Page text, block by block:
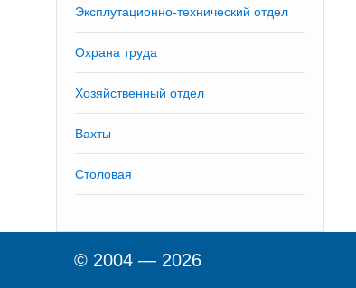
Эксплутационно-технический отдел
Охрана труда
Хозяйственный отдел
Вахты
Столовая
© 2004 — 2026